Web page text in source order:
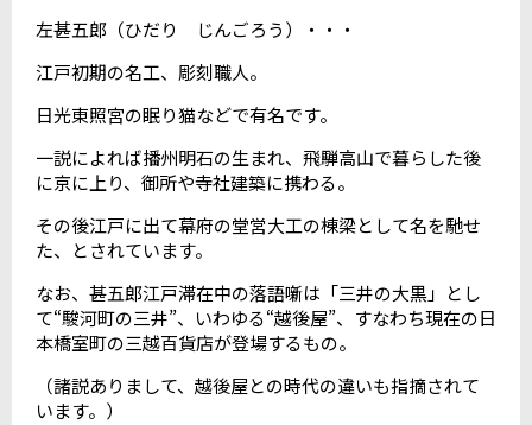
左甚五郎（ひだり じんごろう）・・・
江戸初期の名工、彫刻職人。
日光東照宮の眠り猫などで有名です。
一説によれば播州明石の生まれ、飛騨高山で暮らした後
に京に上り、御所や寺社建築に携わる。
その後江戸に出て幕府の堂営大工の棟梁として名を馳せ
た、とされています。
なお、甚五郎江戸滞在中の落語噺は「三井の大黒」とし
て“駿河町の三井”、いわゆる“越後屋”、すなわち現在の日
本橋室町の三越百貨店が登場するもの。
（諸説ありまして、越後屋との時代の違いも指摘されて
います。）